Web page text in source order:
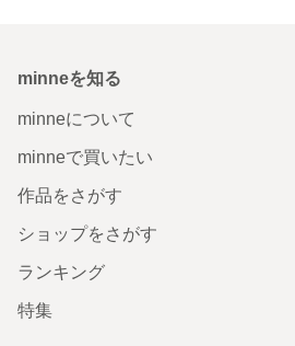
minneを知る
minneについて
minneで買いたい
作品をさがす
ショップをさがす
ランキング
特集